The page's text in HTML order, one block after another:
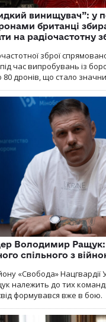
винищувач”: у
британці
на радіочастотну
зброї
час випробувань із
80 дронів, що стало
Володимир
спільного з
«Свобода» Нацгвардії
належить до тих
формувався вже в бою.